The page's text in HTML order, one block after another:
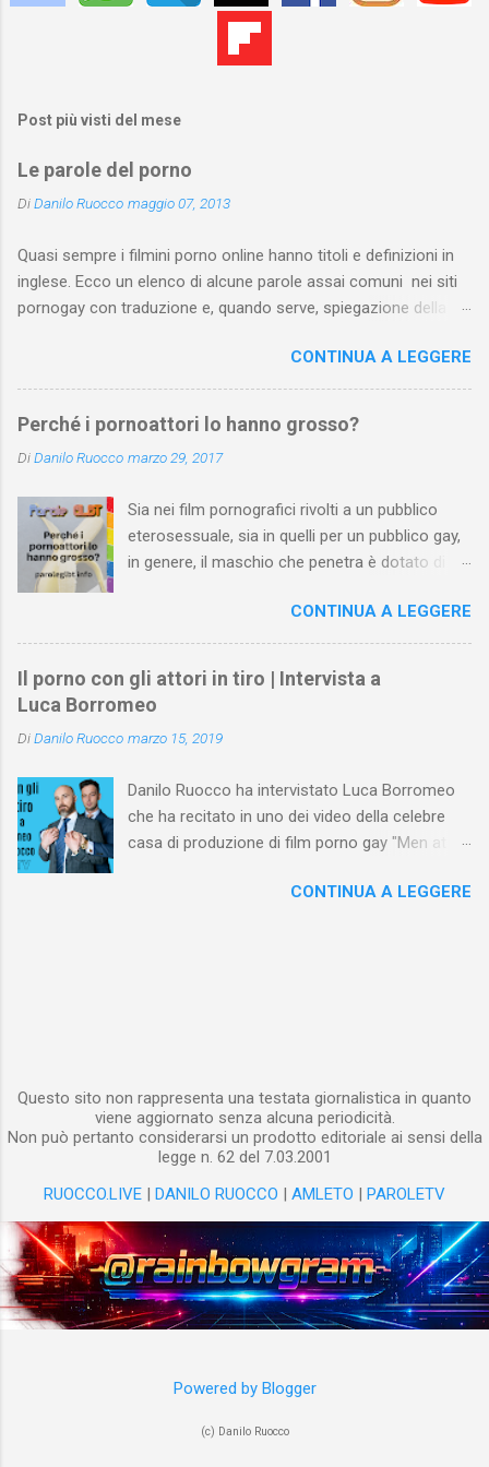
Post più visti del mese
Le parole del porno
DiDanilo Ruocco maggio 07, 2013
Quasi sempre i filmini porno online hanno titoli e definizioni in
inglese. Ecco un elenco di alcune parole assai comuni nei siti
pornogay con traduzione e, quando serve, spiegazione della
“specifiche” e, ovviamente, le parole del lessico quotidiano che
non si riferiscono a una pratica sessuale. L’elenco può essere
arricchito e corretto dai vostri suggerimenti. Attenzione : se
prosegui la lettura, sappi che ti troverai a leggere parole assai
esplicite.
CONTINUA A LEGGERE
Perché i pornoattori lo hanno grosso?
DiDanilo Ruocco marzo 29, 2017
Sia nei film pornografici rivolti a un pubblico
eterosessuale, sia in quelli per un pubblico gay,
in genere, il maschio che penetra è dotato di un
ne esaltano la grandezza e l’attrice o l’attore
che lo riceve, di solito, ne valorizza le misure o
con espressioni di stupore o con altre di
gradimento. Al contrario, un membro virile
video porno è trattato con sufficienza, quando
cinematografica del membro virile anche nella
pornografia rivolta a un pubblico maschile
eterosessuale fa nascere alcune domande. Ad
un maschio eterosessuale senta l’esigenza,
CONTINUA A LEGGERE
Il porno con gli attori in tiro | Intervista a
Luca Borromeo
DiDanilo Ruocco marzo 15, 2019
Danilo Ruocco ha intervistato Luca Borromeo
che ha recitato in uno dei video della celebre
casa di produzione di film porno gay "Men at
della scena BDSM gay. Gli è stato chiesto di
CONTINUA A LEGGERE
Questo sito non rappresenta una testata giornalistica in quanto
viene aggiornato senza alcuna periodicità.
Non può pertanto considerarsi un prodotto editoriale ai sensi della
legge n. 62 del 7.03.2001
RUOCCO.LIVE | DANILO RUOCCO | AMLETO | PAROLETV
Powered by Blogger
(c) Danilo Ruocco